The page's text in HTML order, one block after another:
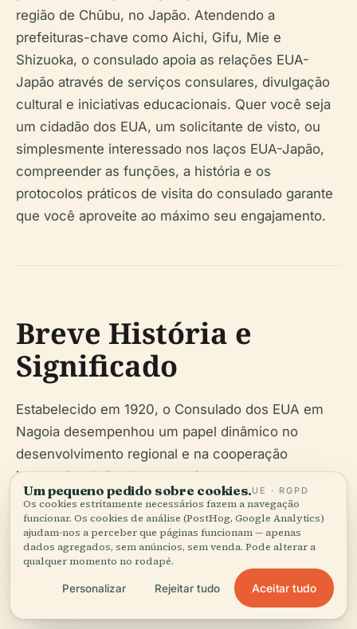
região de Chūbu, no Japão. Atendendo a
prefeituras-chave como Aichi, Gifu, Mie e
Shizuoka, o consulado apoia as relações EUA-
Japão através de serviços consulares, divulgação
cultural e iniciativas educacionais. Quer você seja
um cidadão dos EUA, um solicitante de visto, ou
simplesmente interessado nos laços EUA-Japão,
compreender as funções, a história e os
protocolos práticos de visita do consulado garante
que você aproveite ao máximo seu engajamento.
Breve História e
Significado
Estabelecido em 1920, o Consulado dos EUA em
Nagoia desempenhou um papel dinâmico no
desenvolvimento regional e na cooperação
internacional. Desde suas origens durante a
industrialização de Nagoia, passando por
fechamentos durante a Segunda Guerra Mundial,
restabelecimento pós-guerra e a era da Guerra
Fria, até seu status atual, o consulado reflete a
parceria duradoura entre os Estados Unidos e o
Um pequeno pedido sobre cookies.UE · RGPD
Os cookies estritamente necessários fazem a navegação
funcionar. Os cookies de análise (PostHog, Google Analytics)
ajudam-nos a perceber que páginas funcionam — apenas
dados agregados, sem anúncios, sem venda. Pode alterar a
qualquer momento no rodapé.
Personalizar Rejeitar tudo Aceitar tudo